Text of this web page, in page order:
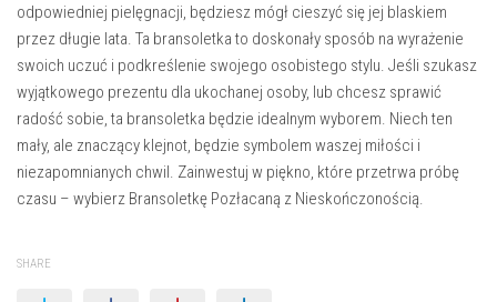
odpowiedniej pielęgnacji, będziesz mógł cieszyć się jej blaskiem
przez długie lata. Ta bransoletka to doskonały sposób na wyrażenie
swoich uczuć i podkreślenie swojego osobistego stylu. Jeśli szukasz
wyjątkowego prezentu dla ukochanej osoby, lub chcesz sprawić
radość sobie, ta bransoletka będzie idealnym wyborem. Niech ten
mały, ale znaczący klejnot, będzie symbolem waszej miłości i
niezapomnianych chwil. Zainwestuj w piękno, które przetrwa próbę
czasu – wybierz Bransoletkę Pozłacaną z Nieskończonością.
SHARE